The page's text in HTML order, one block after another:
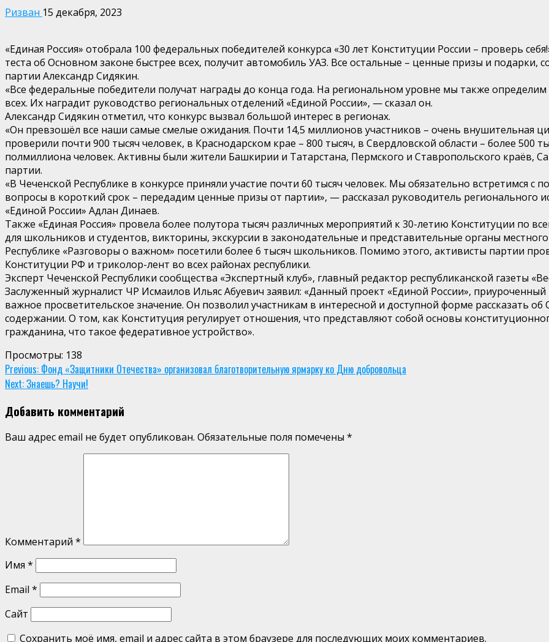
Ризван 15 декабря, 2023
«Единая Россия» отобрала 100 федеральных победителей конкурса «30 лет Конституции России – проверь
теста об Основном законе быстрее всех, получит автомобиль УАЗ. Все остальные – ценные призы и
партии Александр Сидякин.
«Все федеральные победители получат награды до конца года. На региональном уровне мы также
всех. Их наградит руководство региональных отделений «Единой России», — сказал он.
Александр Сидякин отметил, что конкурс вызвал большой интерес в регионах.
«Он превзошёл все наши самые смелые ожидания. Почти 14,5 миллионов участников – очень внушительная
проверили почти 900 тысяч человек, в Краснодарском крае – 800 тысяч, в Свердловской области – более 500
полмиллиона человек. Активны были жители Башкирии и Татарстана, Пермского и Ставропольского краёв,
партии.
«В Чеченской Республике в конкурсе приняли участие почти 60 тысяч человек. Мы обязательно встретимся с
вопросы в короткий срок – передадим ценные призы от партии», — рассказал руководитель регионального
«Единой России» Адлан Динаев.
Также «Единая Россия» провела более полутора тысяч различных мероприятий к 30-летию Конституции по
для школьников и студентов, викторины, экскурсии в законодательные и представительные органы
Республике «Разговоры о важном» посетили более 6 тысяч школьников. Помимо этого, активисты партии
Конституции РФ и триколор-лент во всех районах республики.
Эксперт Чеченской Республики сообщества «Экспертный клуб», главный редактор республиканской газеты
Заслуженный журналист ЧР Исмаилов Ильяс Абуевич заявил: «Данный проект «Единой России»,
важное просветительское значение. Он позволил участникам в интересной и доступной форме рассказать
содержании. О том, как Конституция регулирует отношения, что представляют собой основы
гражданина, что такое федеративное устройство».
Просмотры: 138
Continue
Reading
Previous: Фонд «Защитники Отечества» организовал благотворительную ярмарку ко Дню добровольца
Next:Знаешь? Научи!
Добавить комментарий
Ваш адрес email не будет опубликован. Обязательные поля помечены *
Комментарий *
Имя *
Email *
Сайт
Сохранить моё имя, email и адрес сайта в этом браузере для последующих моих комментариев.